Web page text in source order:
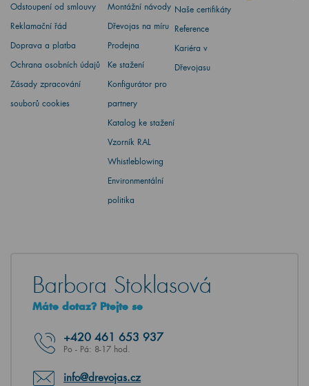
Odstoupení od smlouvy
Reklamační řád
Doprava a platba
Ochrana osobních údajů
Zásady zpracování
souborů cookies
Montážní návody
Dřevojas na míru
Prodejna
Ke stažení
Konfigurátor pro
partnery
Katalog ke stažení
Vzorník RAL
Whistleblowing
Environmentální
politika
Naše certifikáty
Reference
Kariéra v
Dřevojasu
Barbora Stoklasová
Máte dotaz? Ptejte se
+420 461 653 937
Po - Pá: 8-17 hod.
info@drevojas.cz